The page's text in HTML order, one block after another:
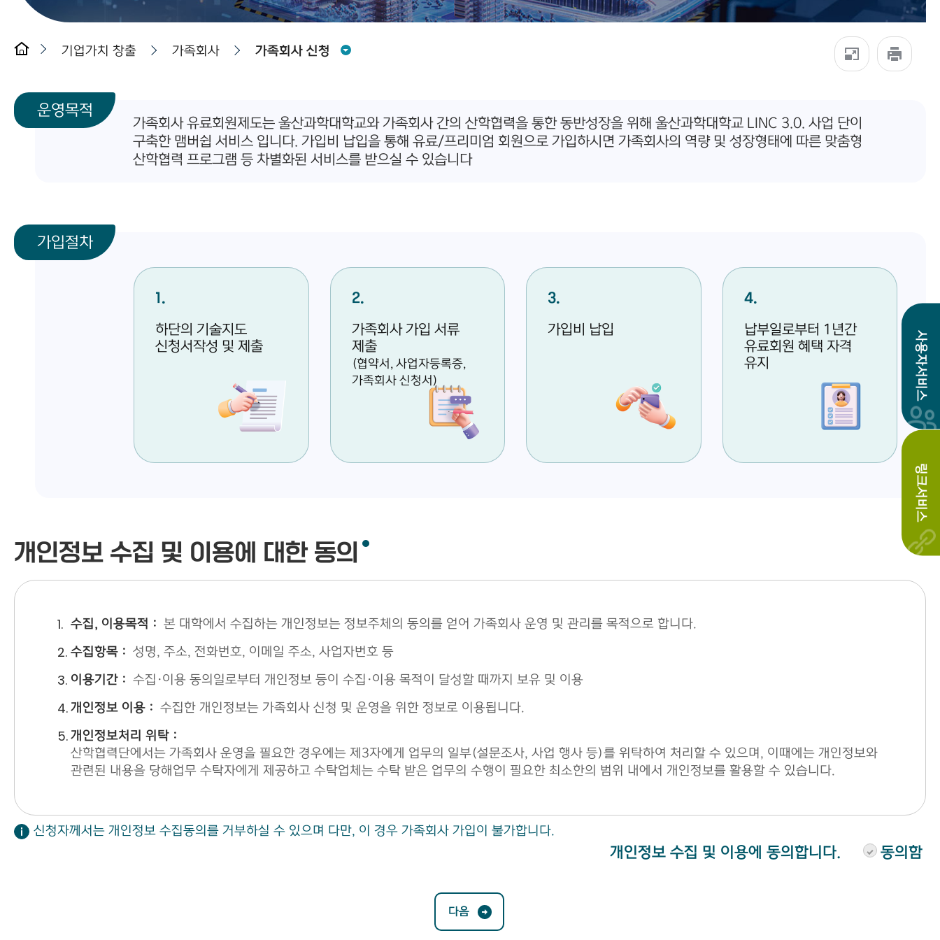
사용자서비스
링크서비스
기업가치 창출 가족회사 가족회사 신청
운영목적
가족회사 유료회원제도는 울산과학대학교와 가족회사 간의 산학협력을 통한 동반성장을 위해 울산과학대학교 LINC 3.0. 사업 단이
구축한 맴버쉽 서비스 입니다. 가입비 납입을 통해 유료/프리미엄 회원으로 가입하시면 가족회사의 역량 및 성장형태에 따른 맞춤형
산학협력 프로그램 등 차별화된 서비스를 받으실 수 있습니다
가입절차
1
하단의 기술지도
신청서작성 및 제출
2
가족회사 가입 서류
제출
(협약서, 사업자등록증,
가족회사 신청서)
3
가입비 납입
4
납부일로부터 1년간
유료회원 혜택 자격
유지
개인정보 수집 및 이용에 대한 동의
수집, 이용목적 : 본 대학에서 수집하는 개인정보는 정보주체의 동의를 얻어 가족회사 운영 및 관리를 목적으로 합니다.
수집항목 : 성명, 주소, 전화번호, 이메일 주소, 사업자번호 등
이용기간 : 수집·이용 동의일로부터 개인정보 등이 수집·이용 목적이 달성할 때까지 보유 및 이용
개인정보 이용 : 수집한 개인정보는 가족회사 신청 및 운영을 위한 정보로 이용됩니다.
개인정보처리 위탁 :
산학협력단에서는 가족회사 운영을 필요한 경우에는 제3자에게 업무의 일부(설문조사, 사업 행사 등)를 위탁하여 처리할 수 있으며, 이때에는 개인정보와
관련된 내용을 당해업무 수탁자에게 제공하고 수탁업체는 수탁 받은 업무의 수행이 필요한 최소한의 범위 내에서 개인정보를 활용할 수 있습니다.
신청자께서는 개인정보 수집동의를 거부하실 수 있으며 다만, 이 경우 가족회사 가입이 불가합니다.
개인정보 수집 및 이용에 동의합니다. 동의함
다음